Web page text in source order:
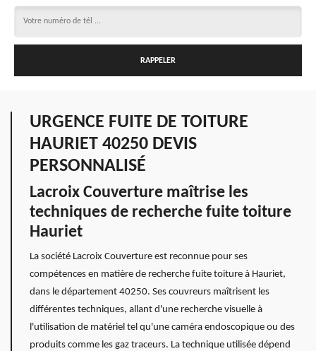
URGENCE FUITE DE TOITURE
HAURIET 40250 DEVIS
PERSONNALISÉ
Lacroix Couverture maîtrise les
techniques de recherche fuite toiture
Hauriet
La société Lacroix Couverture est reconnue pour ses
compétences en matière de recherche fuite toiture à Hauriet,
dans le département 40250. Ses couvreurs maîtrisent les
différentes techniques, allant d'une recherche visuelle à
l'utilisation de matériel tel qu'une caméra endoscopique ou des
produits comme les gaz traceurs. La technique utilisée dépend